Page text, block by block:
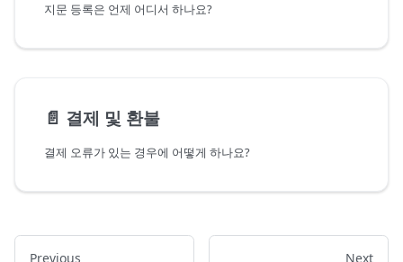
지문 등록은 언제 어디서 하나요?
📄️ 결제 및 환불
결제 오류가 있는 경우에 어떻게 하나요?
Previous Next